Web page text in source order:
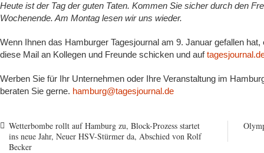
Heute ist der Tag der guten Taten. Kommen Sie sicher durch den
Wochenende. Am Montag lesen wir uns wieder.
Wenn Ihnen das Hamburger Tagesjournal am 9. Januar gefallen
diese Mail an Kollegen und Freunde schicken und auf
Werben Sie für Ihr Unternehmen oder Ihre Veranstaltung im
beraten Sie gerne. hamburg@tagesjournal.de
Wetterbombe rollt auf Hamburg zu, Block-Prozess startet
ins neue Jahr, Neuer HSV-Stürmer da, Abschied von Rolf
Becker